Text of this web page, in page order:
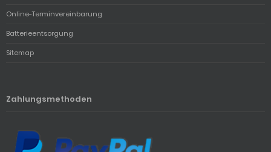
Online-Terminvereinbarung
Batterieentsorgung
Sitemap
Zahlungsmethoden